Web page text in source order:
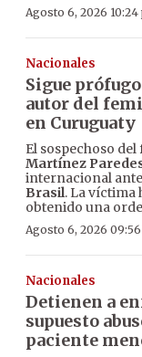
Agosto 6, 2026 10:24
Nacionales
Sigue
autor del
en Curuguaty
El sospechoso del
Martínez
internacional
Brasil. La víctima
obtenido una
Agosto 6, 2026 09:56
Nacionales
Detienen a
supuesto
paciente